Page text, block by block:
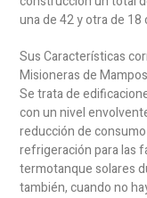
una de 42 y otra de 18
Sus Características
Misioneras de
Se trata de
con un nivel
reducción de
refrigeración para las
termotanque solares
también, cuando no